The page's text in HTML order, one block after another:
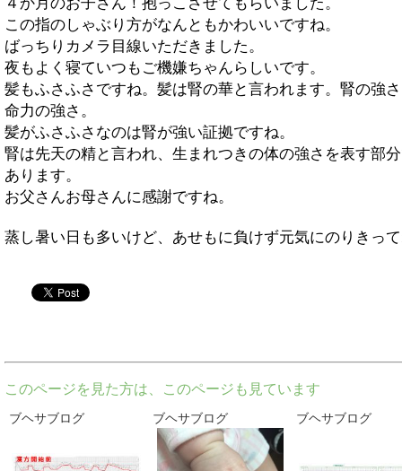
この指のしゃぶり方がなんともかわいいですね。
ばっちりカメラ目線いただきました。
夜もよく寝ていつもご機嫌ちゃんらしいです。
髪もふさふさですね。髪は腎の華と言われます。腎の強
命力の強さ。
髪がふさふさなのは腎が強い証拠ですね。
腎は先天の精と言われ、生まれつきの体の強さを表す部
あります。
お父さんお母さんに感謝ですね。
蒸し暑い日も多いけど、あせもに負けず元気にのりきっ
このページを見た方は、このページも見ています
ブヘサブログ ブヘサブログ ブヘサブログ